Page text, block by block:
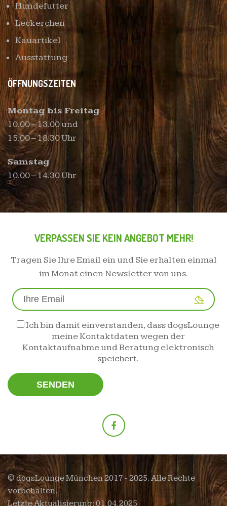
Hundefutter
Leckerchen
Kauartikel
Ausstattung
ÖFFNUNGSZEITEN
Montag bis Freitag
10.00 – 13.00 und
15.00 – 18.30 Uhr
Samstag
10.00 – 14.30 Uhr
VERPASSEN SIE KEIN ANGEBOT MEHR!
Tragen Sie Ihre Email ein und Sie erhalten einmal
im Monat einen Newsletter von uns.
Ich bin damit einverstanden, dass dogsLounge
meine Kontaktdaten wegen der
Kontaktaufnahme und Beratung elektronisch
speichert.
© dogsLounge München 2017 - 2025. Alle Rechte
vorbehalten.
Letzte Aktualisierung: 01.04.2025